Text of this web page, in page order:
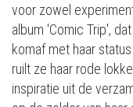
voor zowel
album 'Comic Trip',
komaf met haar
ruilt ze haar rode
inspiratie uit de